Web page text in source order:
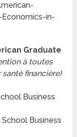
in-
Graduate
à toutes
financière)
Business
Business